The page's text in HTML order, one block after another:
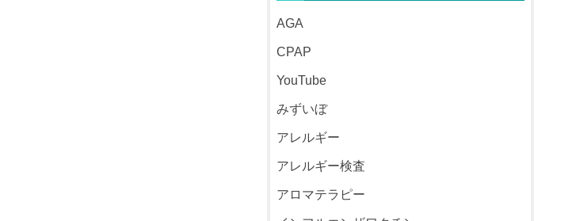
AGA
CPAP
YouTube
みずいぼ
アレルギー
アレルギー検査
アロマテラピー